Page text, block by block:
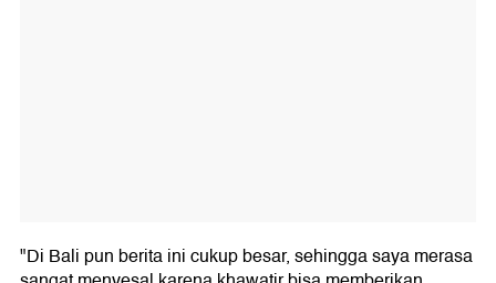
"Di Bali pun berita ini cukup besar, sehingga saya merasa